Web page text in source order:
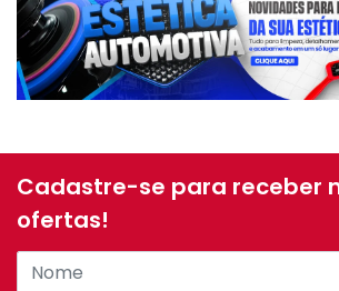
Cadastre-se para receber
ofertas!